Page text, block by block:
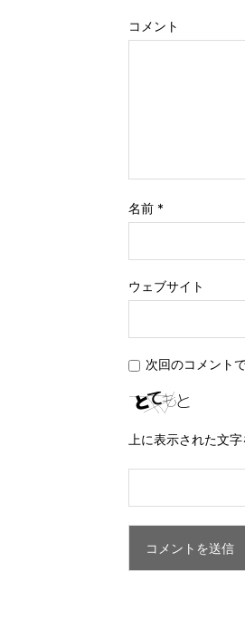
コメント
名前 *
ウェブサイト
次回のコメント
上に表示された文